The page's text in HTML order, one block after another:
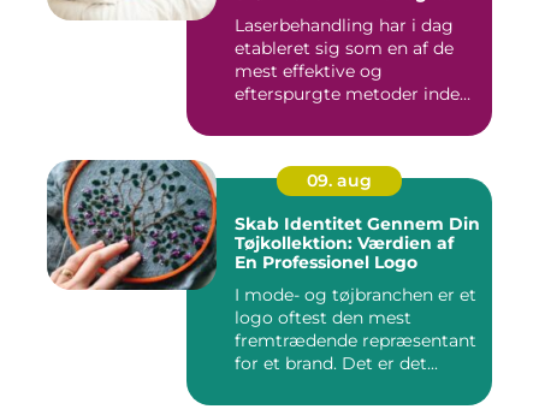
Laserbehandling har i dag
etableret sig som en af de
mest effektive og
efterspurgte metoder inden
09. aug
Skab Identitet Gennem Din
Tøjkollektion: Værdien af
En Professionel Logo
I mode- og tøjbranchen er et
logo oftest den mest
fremtrædende repræsentant
for et brand. Det er det...